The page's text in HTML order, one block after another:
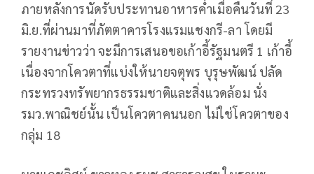
ภายหลังการนัดรับประทานอาหารค่ำเมื่อคืนวันที่ 23
มิ.ย.ที่ผ่านมาที่ภัตตาคารโรงแรมแชงกรี-ลา โดยมี
รายงานข่าวว่า จะมีการเสนอขอเก้าอี้รัฐมนตรี 1 เก้าอี้
เนื่องจากโควตาที่แบ่งให้นายจตุพร บุรุษพัฒน์ ปลัด
กระทรวงทรัพยากรธรรมชาติและสิ่งแวดล้อม นั่ง
รมว.พาณิชย์นั้น เป็นโควตาคนนอก ไม่ใช่โควตาของ
กลุ่ม 18